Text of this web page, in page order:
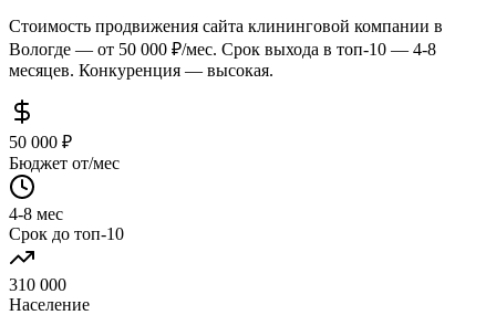
Стоимость продвижения сайта клининговой компании в
Вологде — от 50 000 ₽/мес. Срок выхода в топ-10 — 4-8
месяцев. Конкуренция — высокая.
50 000 ₽
Бюджет от/мес
4-8 мес
Срок до топ-10
310 000
Население